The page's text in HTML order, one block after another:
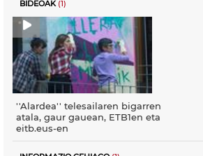
BIDEOAK(1)
''Alardea'' telesailaren bigarren
atala, gaur gauean, ETB1en eta
eitb.eus-en